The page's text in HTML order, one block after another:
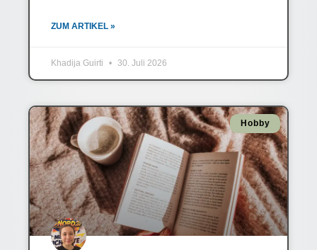
ZUM ARTIKEL »
Khadija Guirti 30. Juli 2026
Hobby